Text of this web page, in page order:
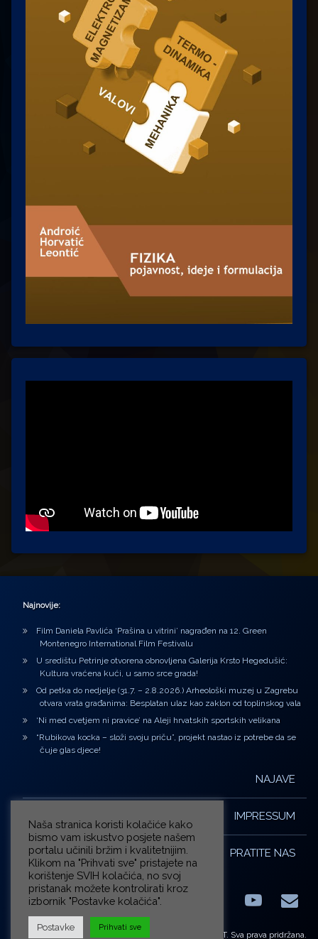
Najnovije:
Film Daniela Pavlića ‘Prašina u vitrini’ nagrađen na 12. Green
Montenegro International Film Festivalu
U središtu Petrinje otvorena obnovljena Galerija Krsto Hegedušić:
Kultura vraćena kući, u samo srce grada!
Od petka do nedjelje (31.7. – 2.8.2026.) Arheološki muzej u Zagrebu
otvara vrata građanima: Besplatan ulaz kao zaklon od toplinskog vala
‘Ni med cvetjem ni pravice’ na Aleji hrvatskih sportskih velikana
“Rubikova kocka – složi svoju priču”, projekt nastao iz potrebe da se
čuje glas djece!
NAJAVE
IMPRESSUM
PRATITE NAS
FacebookLinkedIn E-
© ZG-KULT. Sva prava pridržana.
Naša stranica koristi kolačiće kako
bismo vam iskustvo posjete našem
portalu učinili bržim i kvalitetnijim.
Klikom na "Prihvati sve" pristajete na
korištenje SVIH kolačića, no svoj
pristanak možete kontrolirati kroz
izbornik "Postavke kolačića".
Postavke Prihvati sve